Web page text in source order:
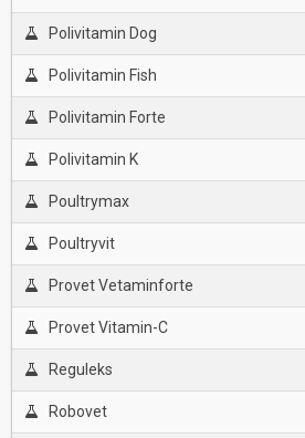
Polivitamin Dog
Polivitamin Fish
Polivitamin Forte
Polivitamin K
Poultrymax
Poultryvit
Provet Vetaminforte
Provet Vitamin-C
Reguleks
Robovet